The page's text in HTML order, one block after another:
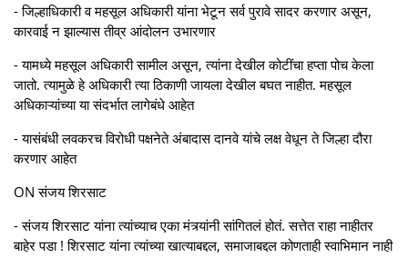
- जिल्हाधिकारी व महसूल अधिकारी यांना भेटून सर्व पुरावे सादर करणार असून,
कारवाई न झाल्यास तीव्र आंदोलन उभारणार
- यामध्ये महसूल अधिकारी सामील असून, त्यांना देखील कोटींचा हप्ता पोच केला
जातो. त्यामुळे हे अधिकारी त्या ठिकाणी जायला देखील बघत नाहीत. महसूल
अधिकाऱ्यांच्या या संदर्भात लागेबंधे आहेत
- यासंबंधी लवकरच विरोधी पक्षनेते अंबादास दानवे यांचे लक्ष वेधून ते जिल्हा दौरा
करणार आहेत
ON संजय शिरसाट
- संजय शिरसाट यांना त्यांच्याच एका मंत्र्यांनी सांगितलं होतं. सत्तेत राहा नाहीतर
बाहेर पडा ! शिरसाट यांना त्यांच्या खात्याबद्दल, समाजाबद्दल कोणताही स्वाभिमान नाही